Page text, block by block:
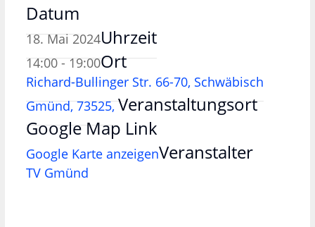
Datum
18. Mai 2024Uhrzeit
14:00 - 19:00Ort
Richard-Bullinger Str. 66-70, Schwäbisch
Gmünd, 73525,Veranstaltungsort
Google Map Link
Google Karte anzeigenVeranstalter
TV Gmünd